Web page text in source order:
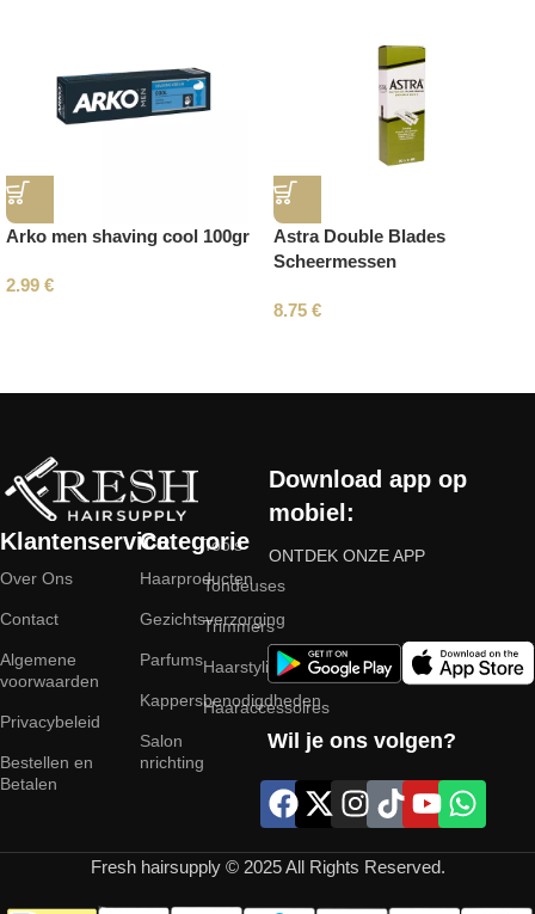
Arko men shaving cool 100gr
2.99 €
Astra Double Blades
Scheermessen
8.75 €
Klantenservice
Over Ons
Contact
Algemene
voorwaarden
Privacybeleid
Bestellen en
Betalen
Categorie
Haarproducten
Gezichtsverzorging
Parfums
Kappersbenodigdheden
Salon
nrichting
Tools
Tondeuses
Trimmers
Haarstyling
Haaraccessoires
Download app op
mobiel:
ONTDEK ONZE APP
Wil je ons volgen?
Fresh hairsupply © 2025 All Rights Reserved.